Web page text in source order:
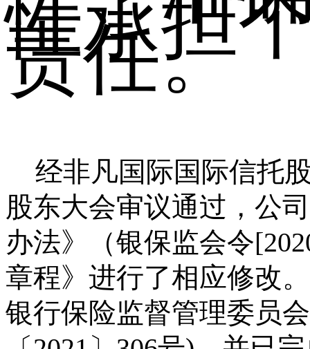
性承担
责任。
经非凡国际国际信托
股东大会审议通过，公
办法》（银保监会令
章程》进行了相应修改
银行保险监督管理委员